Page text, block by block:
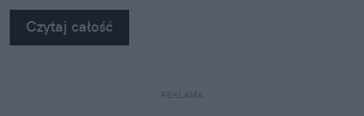
na własne oczy zobaczyć, jak profesjonaliści radzą
sobie z takimi uszkodzeniami.
Czytaj całość
REKLAMA